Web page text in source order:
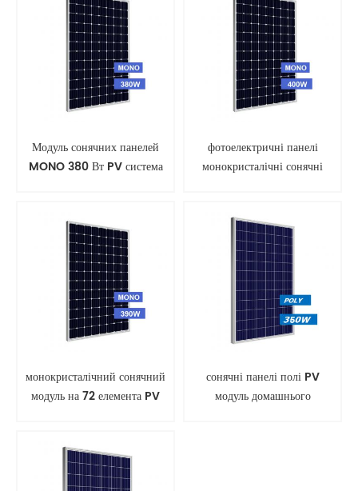
Модуль сонячних панелей
MONO 380 Вт PV система
фотоелектричні панелі
монокристалічні сонячні
монокристалічний сонячний
модуль на 72 елемента PV
сонячні панелі полі PV
модуль домашнього